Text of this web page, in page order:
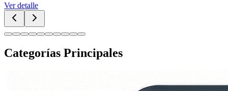
Ver detalle
Categorías Principales